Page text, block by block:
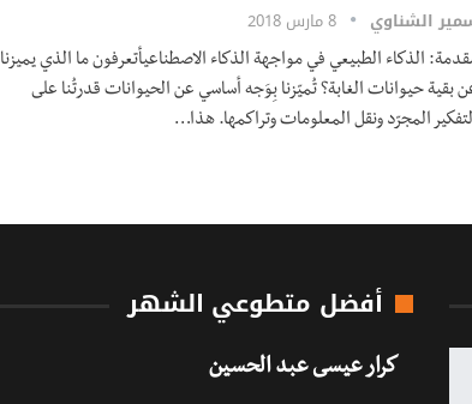
الشناوي 8 مارس 2018
الذكاء الطبيعي في مواجهة الذكاء الاصطناعيأتعرفون ما الذي يميزنا
بقية حيوانات الغابة؟ تُميّزنا بِوَجه أساسي عن الحيوانات قدرتُنا على
المجرّد ونقل المعلومات وتراكمها. هذا…
أفضل متطوعي الشهر
كرار عيسى عبد الحسين